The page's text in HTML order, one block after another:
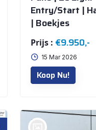
Entry/Start |
| Boekjes
Prijs : €9.950,-
15 Mar 2026
Koop Nu!